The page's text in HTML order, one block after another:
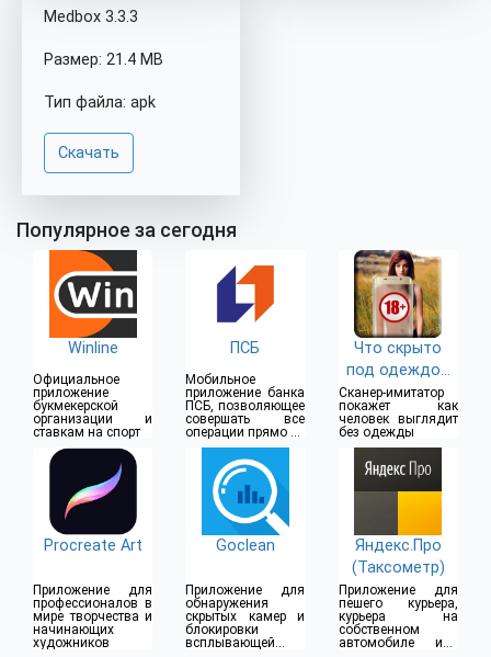
Medbox 3.3.3
Размер: 21.4 MB
Тип файла: apk
Скачать
Популярное за сегодня
Winline
Официальное
приложение
букмекерской
организации и
ставкам на спорт
ПСБ
Мобильное
приложение банка
ПСБ, позволяющее
совершать все
операции прямо из
дома
Что скрыто
под одеждой
(18+)
Сканер-имитатор
покажет как
человек выглядит
без одежды
Procreate Art
Приложение для
профессионалов в
мире творчества и
начинающих
художников
Goclean
Приложение для
обнаружения
скрытых камер и
блокировки
всплывающей
Яндекс.Про
(Таксометр)
Приложение для
пешего курьера,
курьера на
собственном
автомобиле или